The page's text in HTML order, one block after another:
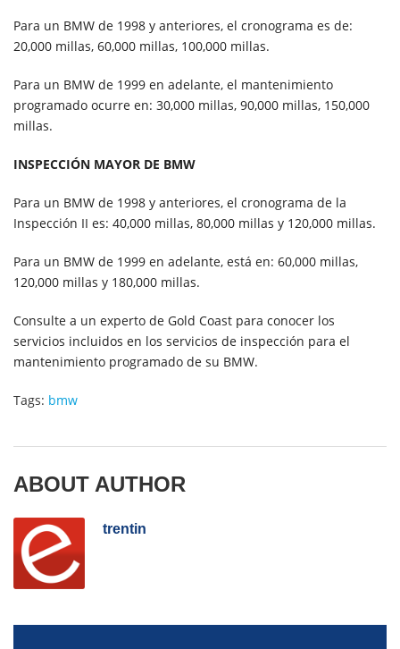
Para un BMW de 1998 y anteriores, el cronograma es de:
20,000 millas, 60,000 millas, 100,000 millas.
Para un BMW de 1999 en adelante, el mantenimiento
programado ocurre en: 30,000 millas, 90,000 millas, 150,000
millas.
INSPECCIÓN MAYOR DE BMW
Para un BMW de 1998 y anteriores, el cronograma de la
Inspección II es: 40,000 millas, 80,000 millas y 120,000 millas.
Para un BMW de 1999 en adelante, está en: 60,000 millas,
120,000 millas y 180,000 millas.
Consulte a un experto de Gold Coast para conocer los
servicios incluidos en los servicios de inspección para el
mantenimiento programado de su BMW.
Tags: bmw
ABOUT AUTHOR
trentin